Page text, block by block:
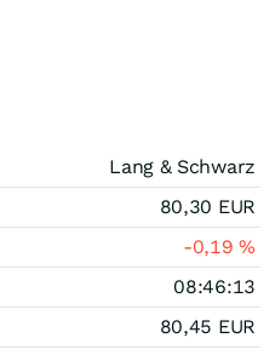
Lang & Schwarz
80,30 EUR
-0,19%
08:46:13
80,45 EUR